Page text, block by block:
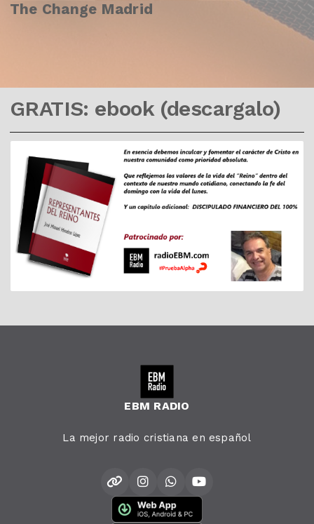
The Change Madrid
GRATIS: ebook (descargalo)
EBM RADIO
La mejor radio cristiana en español